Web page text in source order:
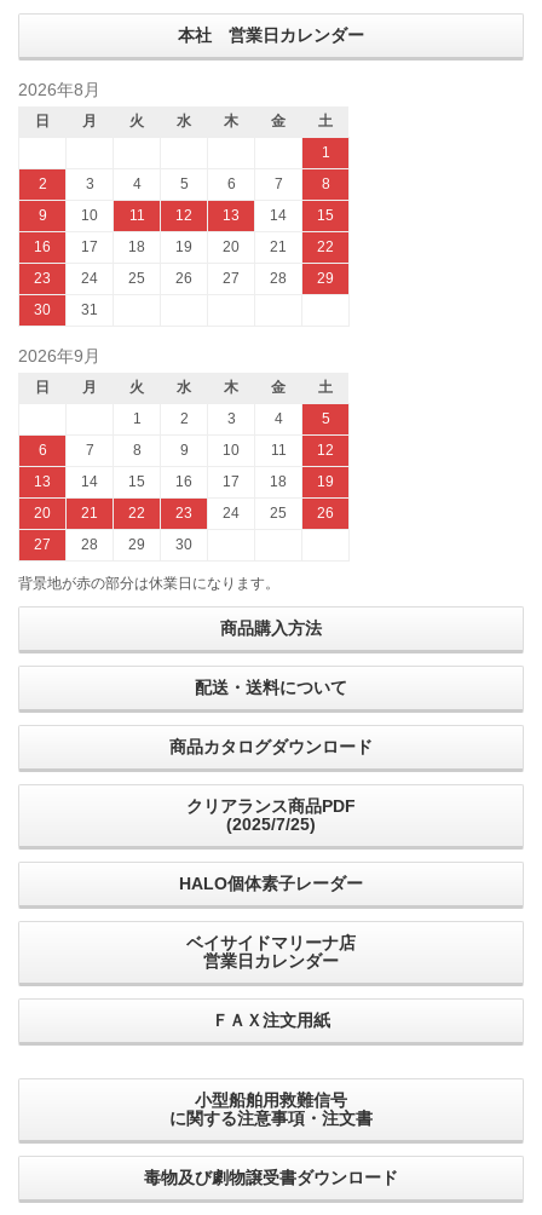
本社 営業日カレンダー
2026年8月
日 月 火 水 木 金
土
1
2
3 4 5 6 7
8
9
10 11 12 13 14
15
16
17 18 19 20 21
22
23
24 25 26 27 28
29
30
31
2026年9月
日 月 火 水 木 金
土
1
2 3 4
5
6
7 8 9 10 11
12
13
14 15 16 17 18
19
20
21 22 23 24 25
26
27
28 29 30
背景地が赤の部分は休業日になります。
商品購入方法
配送・送料について
商品カタログダウンロード
クリアランス商品PDF
(2025/7/25)
HALO個体素子レーダー
ベイサイドマリーナ店
営業日カレンダー
ＦＡＸ注文用紙
小型船舶用救難信号
に関する注意事項・注文書
毒物及び劇物譲受書ダウンロード